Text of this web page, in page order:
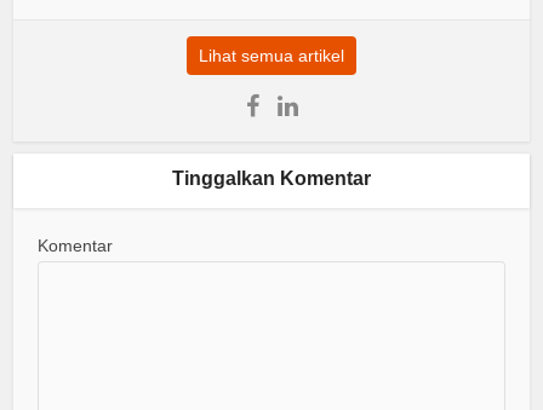
Lihat semua artikel
Tinggalkan Komentar
Komentar